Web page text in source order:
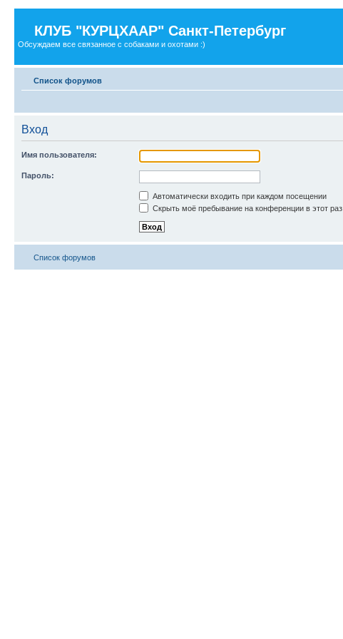
КЛУБ "КУРЦХААР" Санкт-Петербург
Обсуждаем все связанное с собаками и охотами :)
Список форумов
Вход
Имя пользователя:
Пароль:
Автоматически входить при каждом посещении
Скрыть моё пребывание на конференции в этот раз
Список форумов